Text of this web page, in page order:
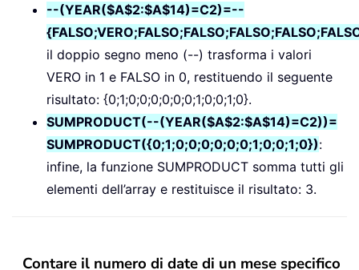
--(YEAR($A$2:$A$14)=C2)=--
il doppio segno meno (--) trasforma i valori
VERO in 1 e FALSO in 0, restituendo il seguente
risultato: {0;1;0;0;0;0;0;0;1;0;0;1;0}.
SUMPRODUCT(--(YEAR($A$2:$A$14)=C2))=
SUMPRODUCT({0;1;0;0;0;0;0;0;1;0;0;1;0}):
infine, la funzione SUMPRODUCT somma tutti gli
elementi dell’array e restituisce il risultato: 3.
Contare il numero di date di un mese specifico